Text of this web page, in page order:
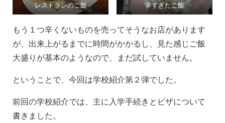
レストランのご飯 辛すぎたご飯
もう１つ辛くないものを売ってそうなお店があります
が、出来上がるまでに時間がかかるし、見た感じご飯
大盛りが基本のようなので、まだ試していません。
ということで、今回は学校紹介第２弾でした。
前回の学校紹介では、主に入学手続きとビザについて
書きました。